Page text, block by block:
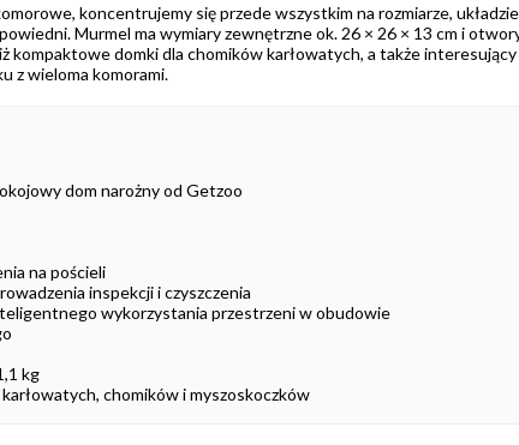
koncentrujemy się przede wszystkim na rozmiarze,
Murmel ma wymiary zewnętrzne ok. 26 × 26 × 13 cm i
kompaktowe domki dla chomików karłowatych, a także
z wieloma komorami.
dom narożny od Getzoo
na pościeli
inspekcji i czyszczenia
wykorzystania przestrzeni w obudowie
kg
chomików i myszoskoczków